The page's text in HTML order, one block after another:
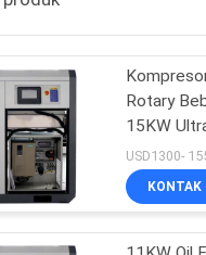
Dua
Rotary
15KW
2.5m3/
Kompresor
KONTAK